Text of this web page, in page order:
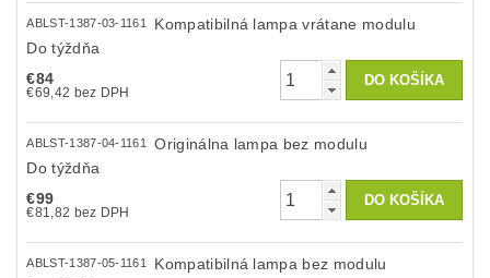
ABLST-1387-03-1161
Kompatibilná lampa vrátane modulu
Do týždňa
€84
€69,42 bez DPH
ABLST-1387-04-1161
Originálna lampa bez modulu
Do týždňa
€99
€81,82 bez DPH
ABLST-1387-05-1161
Kompatibilná lampa bez modulu